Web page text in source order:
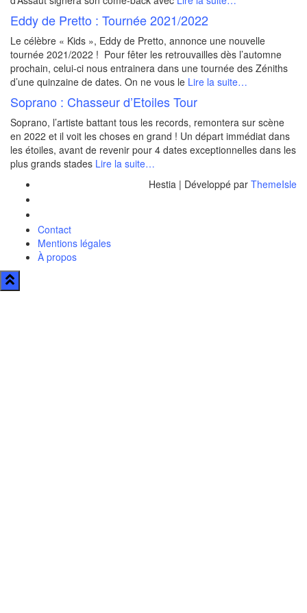
Eddy de Pretto : Tournée 2021/2022
Le célèbre « Kids », Eddy de Pretto, annonce une nouvelle
tournée 2021/2022 ! Pour fêter les retrouvailles dès l’automne
prochain, celui-ci nous entrainera dans une tournée des Zéniths
d’une quinzaine de dates. On ne vous le Lire la suite…
Soprano : Chasseur d’Etoiles Tour
Soprano, l’artiste battant tous les records, remontera sur scène
en 2022 et il voit les choses en grand ! Un départ immédiat dans
les étoiles, avant de revenir pour 4 dates exceptionnelles dans les
plus grands stades Lire la suite…
Contact
Mentions légales
À propos
Hestia | Développé par ThemeIsle